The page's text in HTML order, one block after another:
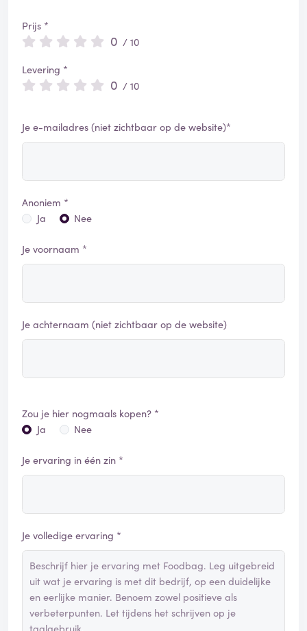
Prijs *
0 / 10
Levering *
0 / 10
Je e-mailadres (niet zichtbaar op de website)*
Anoniem *
Ja
Nee
Je voornaam *
Je achternaam (niet zichtbaar op de website)
Zou je hier nogmaals kopen? *
Ja
Nee
Je ervaring in één zin *
Je volledige ervaring *